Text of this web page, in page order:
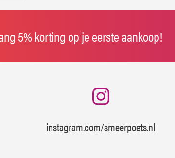
5% korting op je eerste aankoop!
instagram.com/smeerpoets.nl